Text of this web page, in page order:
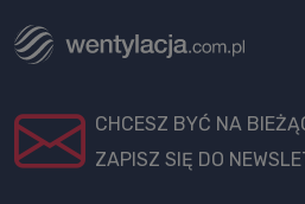
CHCESZ BYĆ NA
ZAPISZ SIĘ DO